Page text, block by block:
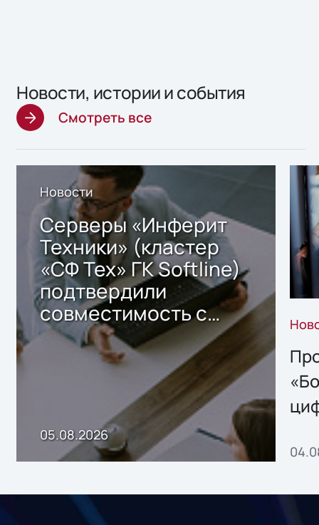
Новости, истории и события
Смотреть все
Новости
Серверы «Инферит
Техники» (кластер
«СФ Тех» ГК Softline)
подтвердили
совместимость с
решением Sharx
Storage 2.x для
хранения данных
05.08.2026